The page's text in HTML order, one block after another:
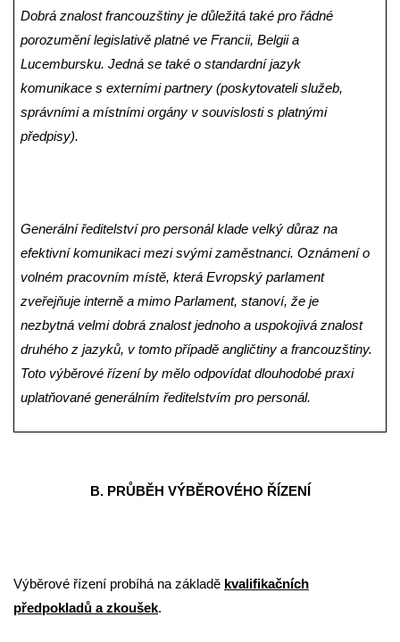
Dobrá znalost francouzštiny je důležitá také pro řádné
porozumění legislativě platné ve Francii, Belgii a
Lucembursku. Jedná se také o standardní jazyk
komunikace s externími partnery (poskytovateli služeb,
správními a místními orgány v souvislosti s platnými
předpisy).
Generální ředitelství pro personál klade velký důraz na
efektivní komunikaci mezi svými zaměstnanci. Oznámení o
volném pracovním místě, která Evropský parlament
zveřejňuje interně a mimo Parlament, stanoví, že je
nezbytná velmi dobrá znalost jednoho a uspokojivá znalost
druhého z jazyků, v tomto případě angličtiny a francouzštiny.
Toto výběrové řízení by mělo odpovídat dlouhodobé praxi
uplatňované generálním ředitelstvím pro personál.
B. PRŮBĚH VÝBĚROVÉHO ŘÍZENÍ
Výběrové řízení probíhá na základě kvalifikačních
předpokladů a zkoušek.